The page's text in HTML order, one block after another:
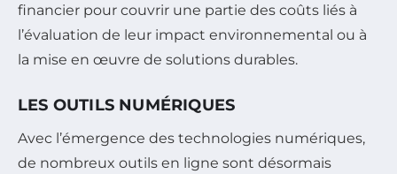
financier pour couvrir une partie des coûts liés à
l’évaluation de leur impact environnemental ou à
la mise en œuvre de solutions durables.
LES OUTILS NUMÉRIQUES
Avec l’émergence des technologies numériques,
de nombreux outils en ligne sont désormais